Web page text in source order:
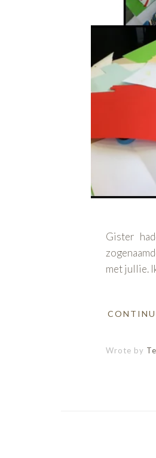
Gister
met jullie.
Wrote by